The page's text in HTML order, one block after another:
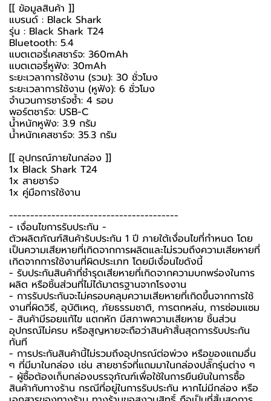
[[ ข้อมูลสินค้า ]]
แบรนด์ : Black Shark
รุ่น : Black Shark T24
Bluetooth: 5.4
แบตเตอรี่เคสชาร์จ: 360mAh
แบตเตอรี่หูฟัง: 30mAh
ระยะเวลาการใช้งาน (รวม): 30 ชั่วโมง
ระยะเวลาการใช้งาน (หูฟัง): 6 ชั่วโมง
จำนวนการชาร์จซ้ำ: 4 รอบ
พอร์ตชาร์จ: USB-C
น้ำหนักหูฟัง: 3.9 กรัม
น้ำหนักเคสชาร์จ: 35.3 กรัม
[[ อุปกรณ์ภายในกล่อง ]]
1x Black Shark T24
1x สายชาร์จ
1x คู่มือการใช้งาน
----------------------------------------
-️ เงื่อนไขการรับประกัน -️
ตัวผลิตภัณฑ์สินค้ารับประกัน 1 ปี ภายใต้เงื่อนไขที่กำหนด โดย
เป็นความเสียหายที่เกิดจากการผลิตและไม่รวมถึงความเสียหายที่
เกิดจากการใช้งานที่ผิดประเภท โดยมีเงื่อนไขดังนี้
- รับประกันสินค้าที่ชำรุดเสียหายที่เกิดจากความบกพร่องในการ
ผลิต หรือชิ้นส่วนที่ไม่ได้มาตรฐานจากโรงงาน
- การรับประกันจะไม่ครอบคลุมความเสียหายที่เกิดขึ้นจากการใช้
งานที่ผิดวิธี, อุบัติเหตุ, ภัยธรรมชาติ, การตกหล่น, การซ่อมแซม
- สินค้ามีรอยแก้ไข แตกหัก มีสภาพความเสียหาย ชิ้นส่วน
อุปกรณ์ไม่ครบ หรือสูญหายจะถือว่าสินค้าสิ้นสุดการรับประกัน
ทันที
- การประกันสินค้านี้ไม่รวมถึงอุปกรณ์ต่อพ่วง หรือของแถมอื่น
ๆ ที่มีมาในกล่อง เช่น สายชาร์จที่แถมมาในกล่องปลั๊กรุ่นต่าง ๆ
-️ ผู้ซื้อต้องเก็บกล่องบรรจุภัณฑ์เพื่อใช้ในการยืนยันในการซื้อ
สินค้ากับทางร้าน กรณีที่อยู่ในการรับประกัน หากไม่มีกล่อง หรือ